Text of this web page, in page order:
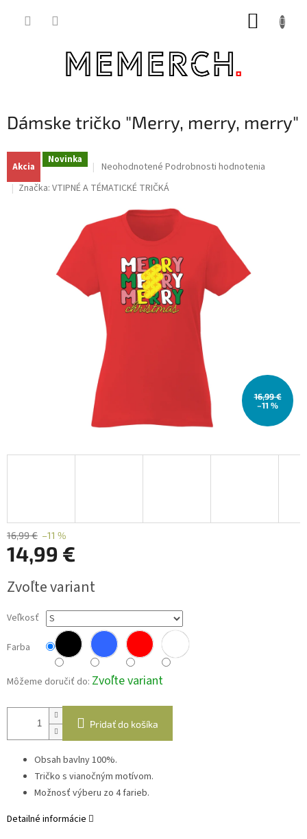
Dámske tričko "Merry, merry, merry"
Akcia
Novinka
Priemerné
produktu
0,0
hviezdičiek.
Neohodnotené Podrobnosti hodnotenia
Značka: VTIPNÉ A TÉMATICKÉ TRIČKÁ
16,99 €
–11 %
16,99 € –11 %
14,99 €
cena:
Zvoľte variant
Veľkosť
Farba
Môžeme doručiť do: Zvoľte variant
Pridať do košíka
Obsah bavlny 100%.
Tričko s vianočným motívom.
Možnosť výberu zo 4 farieb.
Detailné informácie